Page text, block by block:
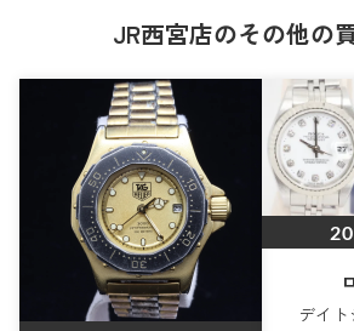
JR西宮店のその他の
デイト